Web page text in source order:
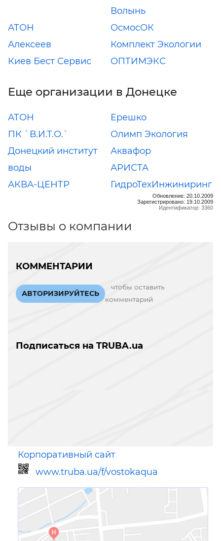
Волынь
АТОН
ОсмосОК
Алексеев
Комплект Экологии
Киев Бест Сервис
ОПТИМЭКС
Еще организации в Донецке
АТОН
Ерешко
ПК `В.И.Т.О.`
Олимп Экология
Донецкий институт
воды
Аквафор
АРИСТА
АКВА-ЦЕНТР
ГидроТехИнжиниринг
Обновление: 20.10.2009
Зарегистрировано: 19.10.2009
Идентификатор: 3360
Отзывы о компании
КОММЕНТАРИИ
АВТОРИЗИРУЙТЕСЬ
чтобы оставить
комментарий
Подписаться на TRUBA.ua
Корпоративный сайт
www.truba.ua/f/vostokaqua